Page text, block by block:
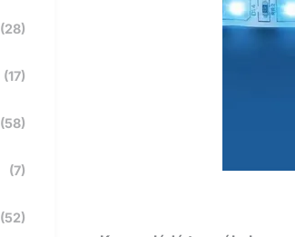
(28)
(17)
(58)
(7)
(52)